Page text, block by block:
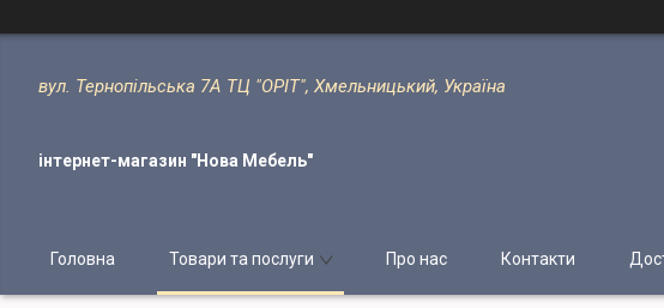
вул. Тернопільська 7А ТЦ "ОРІТ", Хмельницький, Україна
інтернет-магазин "Нова Мебель"
Головна Товари та послуги Про нас Контакти